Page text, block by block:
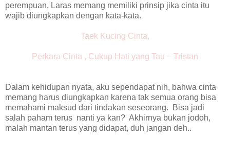
perempuan, Laras memang memiliki prinsip jika cinta itu
wajib diungkapkan dengan kata-kata.
Taek Kucing Cinta,
Perkara Cinta , Cukup Hati yang Tau – Tristan
Dalam kehidupan nyata, aku sependapat nih, bahwa cinta
memang harus diungkapkan karena tak semua orang bisa
memahami maksud dari tindakan seseorang. Bisa jadi
salah paham terus nanti ya kan? Akhirnya bukan jodoh,
malah mantan terus yang didapat, duh jangan deh..